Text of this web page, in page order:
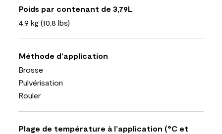
Poids par contenant de 3,79L
4,9 kg (10,8 lbs)
Méthode d’application
Brosse
Pulvérisation
Rouler
Plage de température à l’application (°C et